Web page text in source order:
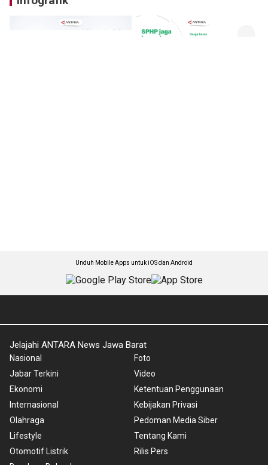
Unduh Mobile Apps untuk iOS dan Android
Jelajahi ANTARA News Jawa Barat
Nasional
Jabar Terkini
Ekonomi
Internasional
Olahraga
Lifestyle
Otomotif Listrik
Foto
Video
Ketentuan Penggunaan
Kebijakan Privasi
Pedoman Media Siber
Tentang Kami
Rilis Pers